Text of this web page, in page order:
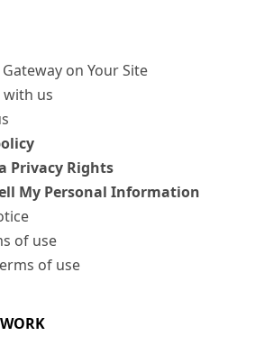
on Your Site
with us
Privacy Rights
My Personal Information
of use
of use